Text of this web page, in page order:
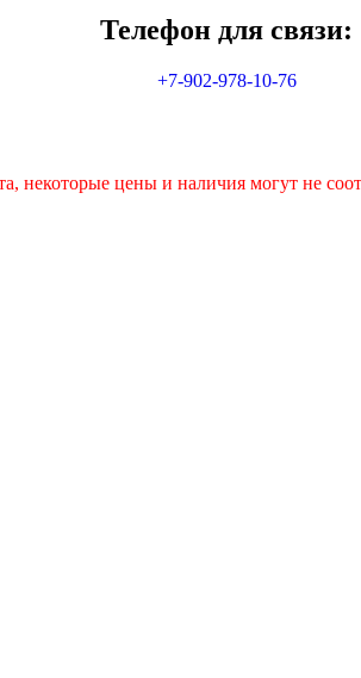
Телефон для связи:
+7-902-978-10-76
некоторые цены и наличия могут не